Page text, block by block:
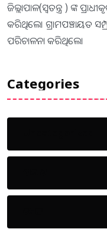
ଜିଲ୍ଲାପାଳ(ସ୍ୱତନ୍ତ୍ର ) ଙ୍କ
କରିଥିଲେ। ଗ୍ରାମପଞ୍ଚାୟତ
ପରିଚାଳନା କରିଥିଲେ।
Categories